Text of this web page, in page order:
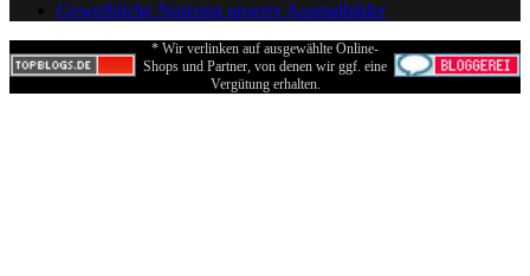
Gewerbliche Nutzung unserer Ausmalbilder
* Wir verlinken auf ausgewählte Online-
Shops und Partner, von denen wir ggf. eine
Vergütung erhalten.